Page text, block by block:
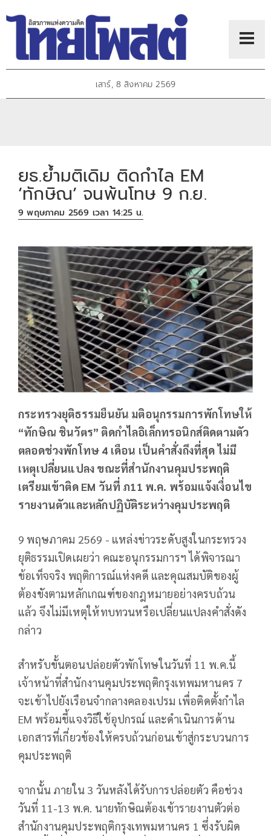
เสาร์, 8 สิงหาคม 2569
ยธ.ย้ำมติเดิม ติดกำไล EM
‘ทักษิณ’ จนพ้นโทษ 9 ก.ย.
9 พฤษภาคม 2569 เวลา 14:25 น.
กระทรวงยุติธรรมยืนยัน มติอนุกรรมการพักโทษให้
“ทักษิณ ชินวัตร” ติดกำไลอิเล็กทรอนิกส์ติดตามตัว
ตลอดช่วงพักโทษ 4 เดือน เป็นคำสั่งถึงที่สุด ไม่มี
เหตุเปลี่ยนแปลง ขณะที่สำนักงานคุมประพฤติ
เตรียมเข้าติด EM วันที่ ภ11 พ.ค. พร้อมแจ้งเงื่อนไข
รายงานตัวและหลักปฏิบัติระหว่างคุมประพฤติ
9 พฤษภาคม 2569 - แหล่งข่าวระดับสูงในกระทรวง
ยุติธรรมเปิดเผยว่า คณะอนุกรรมการฯ ได้พิจารณา
ข้อเท็จจริง พฤติการณ์แห่งคดี และคุณสมบัติของผู้
ต้องขังตามหลักเกณฑ์ของกฎหมายอย่างครบถ้วน
แล้ว จึงไม่มีเหตุให้ทบทวนหรือเปลี่ยนแปลงคำสั่งดัง
กล่าว
สำหรับขั้นตอนปล่อยตัวพักโทษในวันที่ 11 พ.ค.นี้
เจ้าหน้าที่สำนักงานคุมประพฤติกรุงเทพมหานคร 7
จะเข้าไปยังเรือนจำกลางคลองเปรม เพื่อติดตั้งกำไล
EM พร้อมชี้แจงวิธีใช้อุปกรณ์ และดำเนินการด้าน
เอกสารที่เกี่ยวข้องให้ครบถ้วนก่อนเข้าสู่กระบวนการ
คุมประพฤติ
จากนั้น ภายใน 3 วันหลังได้รับการปล่อยตัว คือช่วง
วันที่ 11-13 พ.ค. นายทักษิณต้องเข้ารายงานตัวต่อ
สำนักงานคุมประพฤติกรุงเทพมหานคร 1 ซึ่งรับผิด